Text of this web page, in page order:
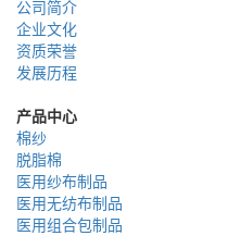
公司简介
企业文化
资质荣誉
发展历程
产品中心
棉纱
脱脂棉
医用纱布制品
医用无纺布制品
医用组合包制品